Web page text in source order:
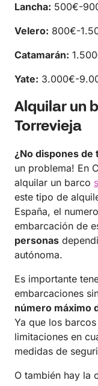
Lancha: 500€-
Velero: 800€-
Catamarán:
Yate: 3.000€-
Alquilar un
Torrevieja
¿No dispones de
un problema! En
alquilar un barco
este tipo de
España, el
embarcación de
personas
autónoma.
Es importante
embarcaciones
número máximo
Ya que los
limitaciones en
medidas de
O también hay la